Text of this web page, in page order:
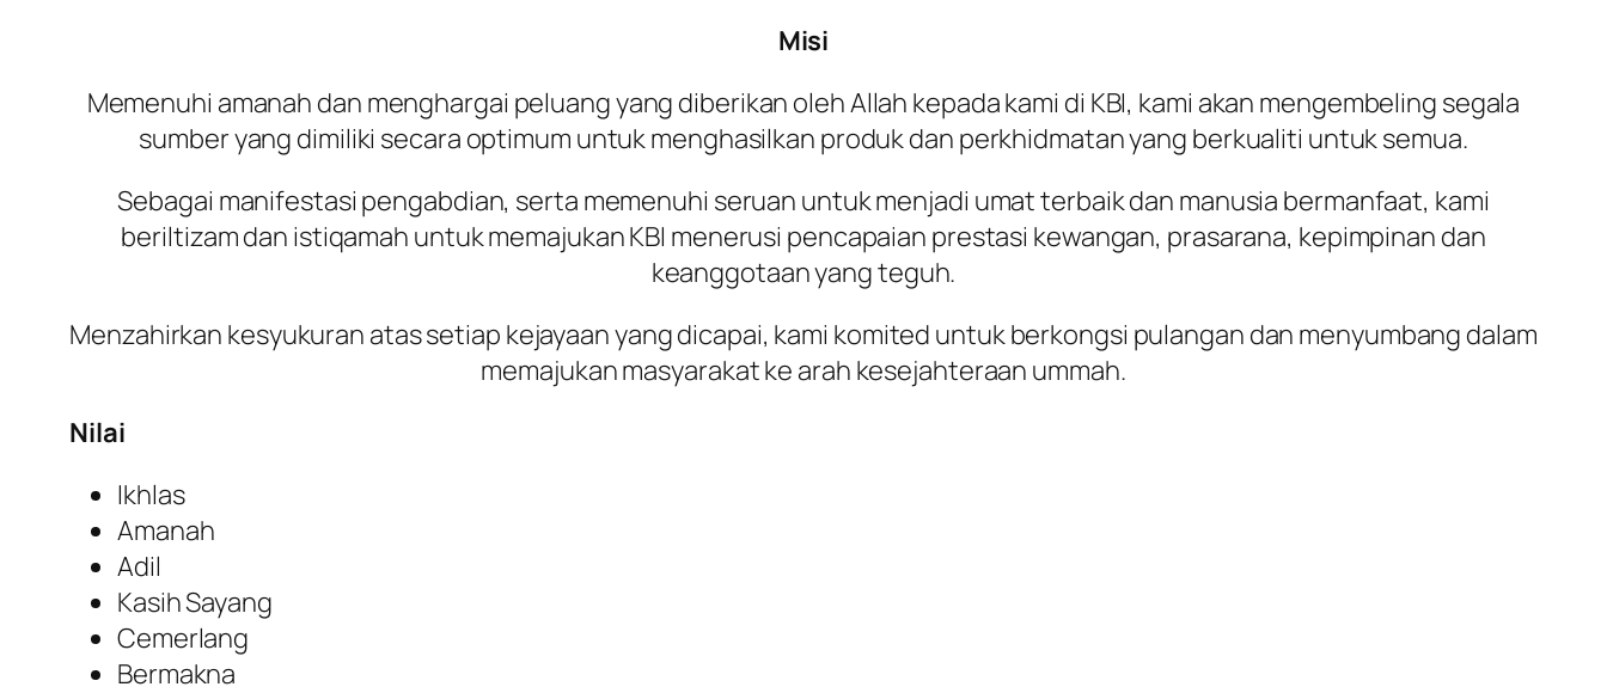
Misi
Memenuhi amanah dan menghargai peluang yang diberikan oleh Allah kepada kami di KBI, kami akan mengembeling segala
sumber yang dimiliki secara optimum untuk menghasilkan produk dan perkhidmatan yang berkualiti untuk semua.
Sebagai manifestasi pengabdian, serta memenuhi seruan untuk menjadi umat terbaik dan manusia bermanfaat, kami
beriltizam dan istiqamah untuk memajukan KBI menerusi pencapaian prestasi kewangan, prasarana, kepimpinan dan
keanggotaan yang teguh.
Menzahirkan kesyukuran atas setiap kejayaan yang dicapai, kami komited untuk berkongsi pulangan dan menyumbang dalam
memajukan masyarakat ke arah kesejahteraan ummah.
Nilai
Ikhlas
Amanah
Adil
Kasih Sayang
Cemerlang
Bermakna